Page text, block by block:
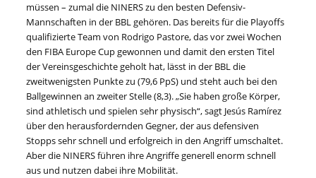
müssen – zumal die NINERS zu den besten Defensiv-
Mannschaften in der BBL gehören. Das bereits für die Playoffs
qualifizierte Team von Rodrigo Pastore, das vor zwei Wochen
den FIBA Europe Cup gewonnen und damit den ersten Titel
der Vereinsgeschichte geholt hat, lässt in der BBL die
zweitwenigsten Punkte zu (79,6 PpS) und steht auch bei den
Ballgewinnen an zweiter Stelle (8,3). „Sie haben große Körper,
sind athletisch und spielen sehr physisch“, sagt Jesús Ramírez
über den herausfordernden Gegner, der aus defensiven
Stopps sehr schnell und erfolgreich in den Angriff umschaltet.
Aber die NINERS führen ihre Angriffe generell enorm schnell
aus und nutzen dabei ihre Mobilität.